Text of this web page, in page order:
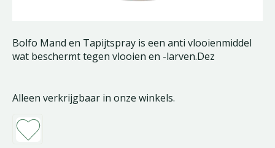
Bolfo Mand en Tapijtspray is een anti vlooienmiddel
wat beschermt tegen vlooien en -larven.Dez
Alleen verkrijgbaar in onze winkels.